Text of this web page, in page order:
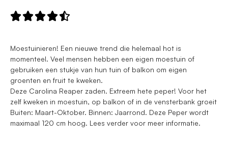

Moestuinieren! Een nieuwe trend die helemaal hot is
momenteel. Veel mensen hebben een eigen moestuin of
gebruiken een stukje van hun tuin of balkon om eigen
groenten en fruit te kweken.
Deze Carolina Reaper zaden. Extreem hete peper! Voor het
zelf kweken in moestuin, op balkon of in de vensterbank groeit
Buiten: Maart-Oktober. Binnen: Jaarrond. Deze Peper wordt
maximaal 120 cm hoog. Lees verder voor meer informatie.